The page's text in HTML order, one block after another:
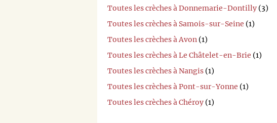
Toutes les crèches à Donnemarie-Dontilly (3)
Toutes les crèches à Samois-sur-Seine (1)
Toutes les crèches à Avon (1)
Toutes les crèches à Le Châtelet-en-Brie (1)
Toutes les crèches à Nangis (1)
Toutes les crèches à Pont-sur-Yonne (1)
Toutes les crèches à Chéroy (1)